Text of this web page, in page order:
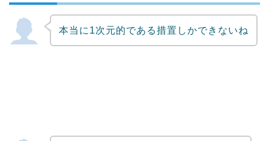
Powered by livedoor 相互RSS
本当に1次元的である措置しかできないね